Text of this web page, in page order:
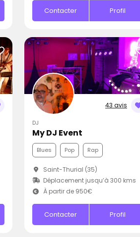
Contacter Profil
43 avis
DJ
My DJ Event
Blues Pop Rap
Saint-Thurial (35)
Déplacement jusqu’à 300 kms
À partir de 950€
Contacter Profil